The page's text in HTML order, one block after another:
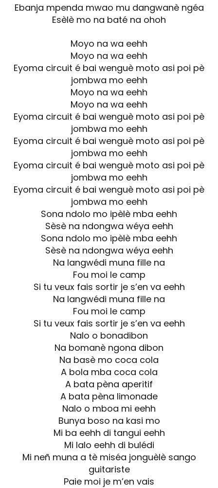
Ebanja mpenda mwao mu dangwanè ngéa
Esèlè mo na baté na ohoh
Moyo na wa eehh
Moyo na wa eehh
Eyoma circuit é bai wenguè moto asi poi pè
jombwa mo eehh
Moyo na wa eehh
Moyo na wa eehh
Eyoma circuit é bai wenguè moto asi poi pè
jombwa mo eehh
Eyoma circuit é bai wenguè moto asi poi pè
jombwa mo eehh
Eyoma circuit é bai wenguè moto asi poi pè
jombwa mo eehh
Eyoma circuit é bai wenguè moto asi poi pè
jombwa mo eehh
Sona ndolo mo ipèlè mba eehh
Sèsè na ndongwa wéya eehh
Sona ndolo mo ipèlè mba eehh
Sèsè na ndongwa wéya eehh
Na langwédi muna fille na
Fou moi le camp
Si tu veux fais sortir je s’en va eehh
Na langwédi muna fille na
Fou moi le camp
Si tu veux fais sortir je s’en va eehh
Nalo o bonadibon
Na bomanè ngona dibon
Na basè mo coca cola
A bola mba coca cola
A bata pèna aperitif
A bata pèna limonade
Nalo o mboa mi eehh
Bunya boso na kasi mo
Mi ba eehh di tangui eehh
Mi lalo eehh di bulédi
Mi neñ muna a tè miséa jonguèlè sango
guitariste
Paie moi je m’en vais